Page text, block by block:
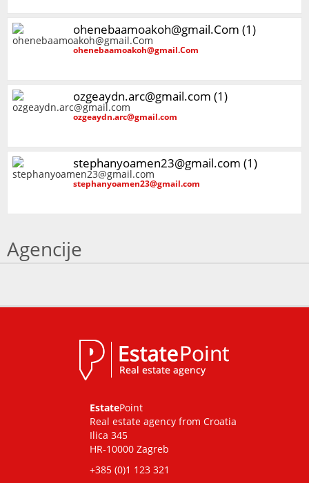
ohenebaamoakoh@gmail.Com (1)
ohenebaamoakoh@gmail.Com
ozgeaydn.arc@gmail.com (1)
ozgeaydn.arc@gmail.com
stephanyoamen23@gmail.com (1)
stephanyoamen23@gmail.com
Agencije
EstatePoint
Real estate agency from Croatia
Ilica 345
HR-10000 Zagreb
+385 (0)1 123 321